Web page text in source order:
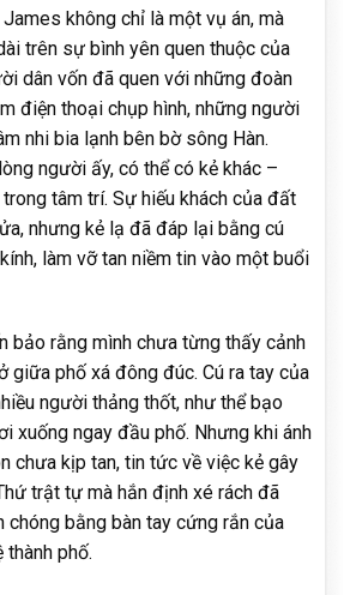
không chỉ là một vụ án, mà
trên sự bình yên quen thuộc của
dân vốn đã quen với những đoàn
điện thoại chụp hình, những người
nhi bia lạnh bên bờ sông Hàn.
người ấy, có thể có kẻ khác –
tâm trí. Sự hiếu khách của đất
nhưng kẻ lạ đã đáp lại bằng cú
làm vỡ tan niềm tin vào một buổi
bảo rằng mình chưa từng thấy cảnh
giữa phố xá đông đúc. Cú ra tay của
người thảng thốt, như thể bạo
xuống ngay đầu phố. Nhưng khi ánh
chưa kịp tan, tin tức về việc kẻ gây
trật tự mà hắn định xé rách đã
chóng bằng bàn tay cứng rắn của
phố.